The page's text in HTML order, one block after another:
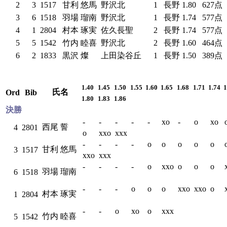
2
3 1517 甘利 悠馬 野沢北 1 長野 1.80
627点
3
6 1518 羽場 瑠南 野沢北 1 長野 1.74
577点
4
1 2804 村本 琢実 佐久長聖 2 長野 1.74
577点
5
5 1542 竹内 睦喜 野沢北 2 長野 1.60
464点
6
2 1833 黒沢 燦 上田染谷丘 1 長野 1.50 389点
Ord Bib 氏名
1.40 1.45 1.50 1.55 1.60 1.65 1.68 1.71 1.74
1.80
1.83 1.86
決勝
4 2801 西尾 誓
- - - - - xo - o xo
o
xxo xxx
3 1517 甘利 悠馬
- - - - o o o o o
xxo xxx
6 1518 羽場 瑠南
- - - - o xxo o o o
1 2804 村本 琢実
- - - o o o xxo xxo o
5 1542 竹内 睦喜
- - o xo o xxx